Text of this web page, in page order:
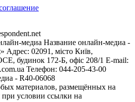
медиа Название онлайн-медиа -
Адрес: 02091, місто Київ,
будинок 172-Б, офіс 208/1 E-mail:
Телефон: 044-205-43-00
- R40-06068
материалов, размещённых на
при условии ссылки на